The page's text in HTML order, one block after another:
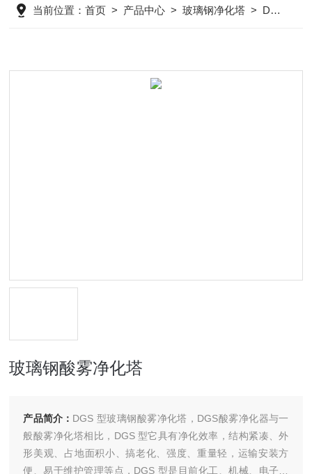
当前位置：首页 > 产品中心 >玻璃钢净化塔 > DGS型酸雾吸收塔
玻璃钢酸雾净化塔
产品简介： DGS 型玻璃钢酸雾净化塔，DGS酸雾净化器与一
般酸雾净化塔相比，DGS 型它具有净化效率，结构紧凑、外
形美观、占地面积小、搞老化、强度、重量轻，运输安装方
便、易于维护管理等点，DGS 型是目前化工、机械、电子、